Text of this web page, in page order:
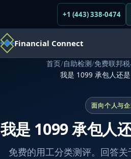
+1 (443) 338-0474
Financial Connect
首页/自助检测/免费联邦
我是 1099 承包人还
面向个人与
我是 1099 承包人
免费的用工分类测评。回答